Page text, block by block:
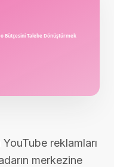
reklamları
merkezine